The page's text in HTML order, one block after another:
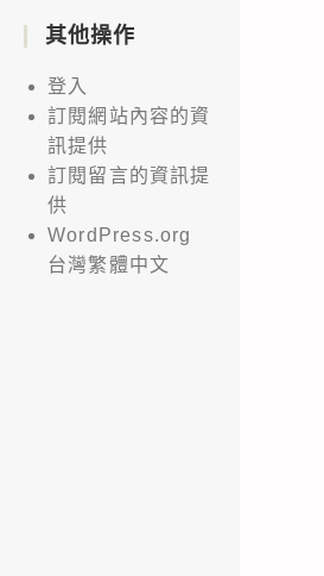
其他操作
登入
訂閱網站內容的資
訊提供
訂閱留言的資訊提
供
WordPress.org
台灣繁體中文